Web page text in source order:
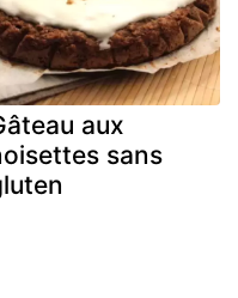
aux
sans